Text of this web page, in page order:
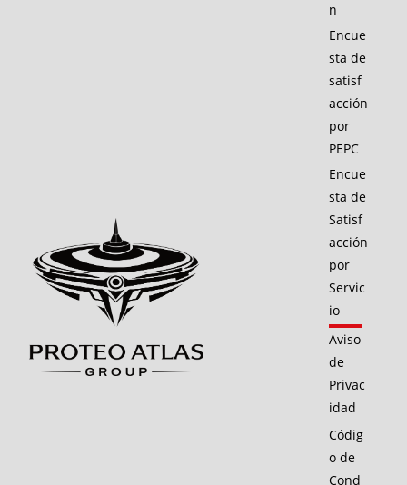
n
Encue
sta de
satisf
acción
por
PEPC
Encue
sta de
Satisf
acción
por
Servic
io
Aviso
de
Privac
idad
Códig
o de
Cond